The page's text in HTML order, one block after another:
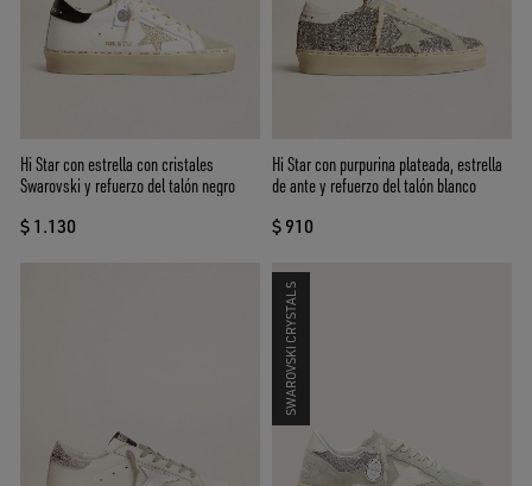
Hi Star con estrella con cristales
Swarovski y refuerzo del talón negro
$ 1.130
Hi Star con purpurina plateada, estrella
de ante y refuerzo del talón blanco
$ 910
SWAROVSKI CRYSTALS